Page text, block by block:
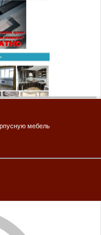
мебель